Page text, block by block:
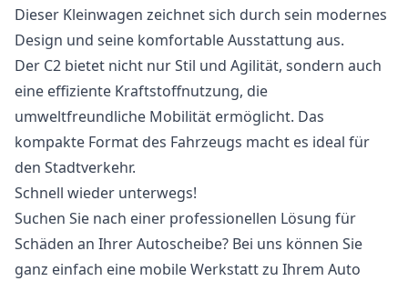
Dieser Kleinwagen zeichnet sich durch sein modernes
Design und seine komfortable Ausstattung aus.
Der C2 bietet nicht nur Stil und Agilität, sondern auch
eine effiziente Kraftstoffnutzung, die
umweltfreundliche Mobilität ermöglicht. Das
kompakte Format des Fahrzeugs macht es ideal für
den Stadtverkehr.
Schnell wieder unterwegs!
Suchen Sie nach einer professionellen Lösung für
Schäden an Ihrer Autoscheibe? Bei uns können Sie
ganz einfach eine mobile Werkstatt zu Ihrem Auto